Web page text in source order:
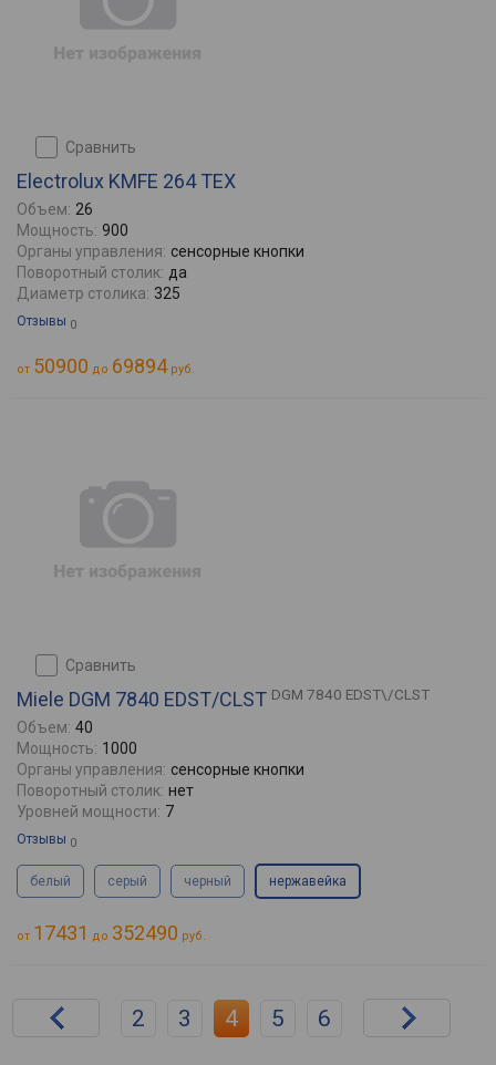
сравнить
Electrolux KMFE 264 TEX
Объем: 26
Мощность: 900
Органы управления: сенсорные кнопки
Поворотный столик: да
Диаметр столика: 325
Отзывы 0
от 50900 до 69894руб.
сравнить
Miele DGM 7840 EDST/CLST DGM 7840 EDST\/CLST
Объем: 40
Мощность: 1000
Органы управления: сенсорные кнопки
Поворотный столик: нет
Уровней мощности: 7
Отзывы 0
белый серый черный нержавейка
от 17431 до 352490 руб.
2 3 4 5 6